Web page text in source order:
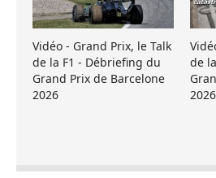
Vidéo - Grand Prix, le Talk
de la F1 - Débriefing du
Grand Prix de Barcelone
2026
de
2026